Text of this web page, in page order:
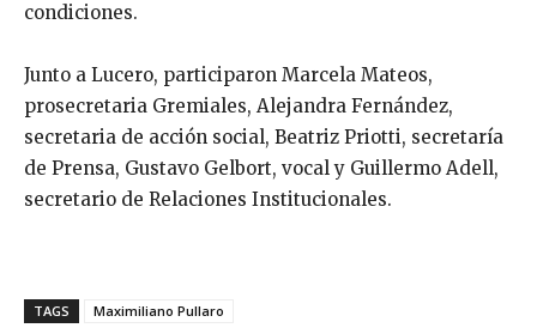
condiciones.
Junto a Lucero, participaron Marcela Mateos,
prosecretaria Gremiales, Alejandra Fernández,
secretaria de acción social, Beatriz Priotti, secretaría
de Prensa, Gustavo Gelbort, vocal y Guillermo Adell,
secretario de Relaciones Institucionales.
TAGS Maximiliano Pullaro